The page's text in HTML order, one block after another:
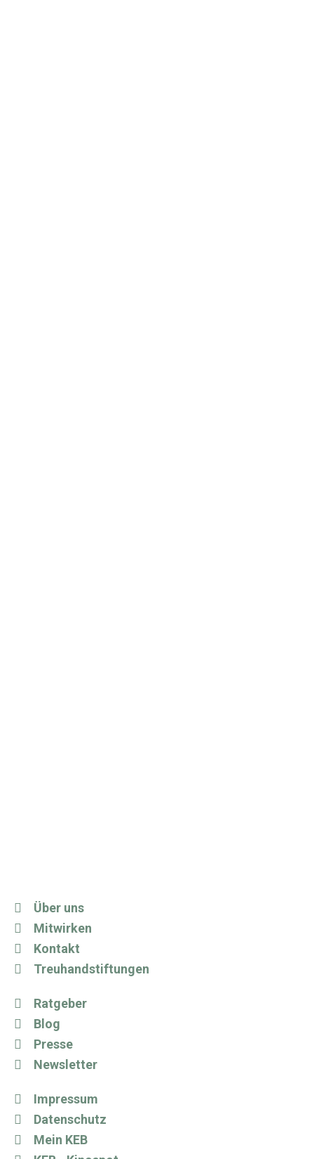
Über uns
Mitwirken
Kontakt
Treuhandstiftungen
Ratgeber
Blog
Presse
Newsletter
Impressum
Datenschutz
Mein KEB